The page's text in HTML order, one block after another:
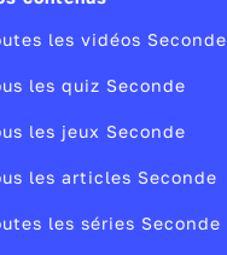
les vidéos Seconde
les quiz Seconde
les jeux Seconde
les articles Seconde
les séries Seconde